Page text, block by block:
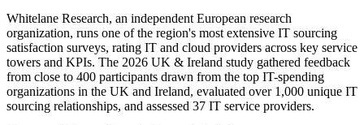
Whitelane Research, an independent European research
organization, runs one of the region's most extensive IT sourcing
satisfaction surveys, rating IT and cloud providers across key service
towers and KPIs. The 2026 UK & Ireland study gathered feedback
from close to 400 participants drawn from the top IT-spending
organizations in the UK and Ireland, evaluated over 1,000 unique IT
sourcing relationships, and assessed 37 IT service providers.